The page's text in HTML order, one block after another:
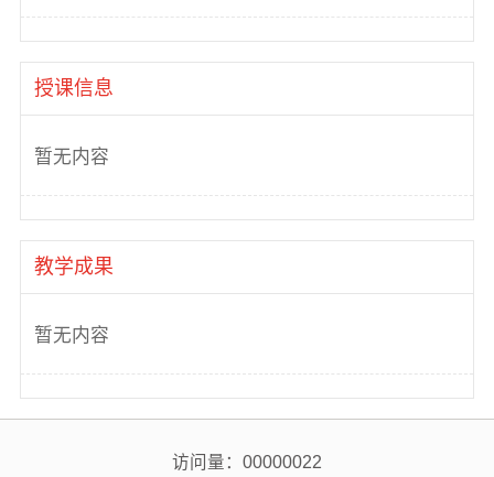
授课信息
暂无内容
教学成果
暂无内容
访问量： 00000022